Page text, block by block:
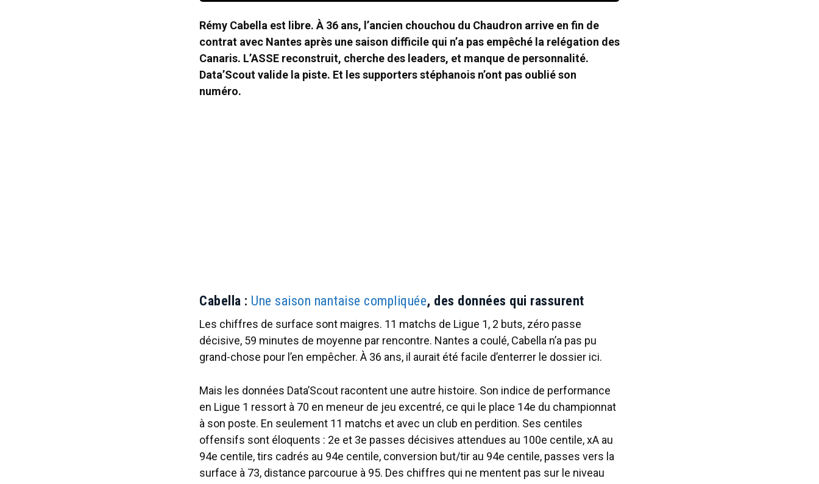
Rémy Cabella est libre. À 36 ans, l’ancien chouchou du Chaudron arrive en fin de
contrat avec Nantes après une saison difficile qui n’a pas empêché la relégation des
Canaris. L’ASSE reconstruit, cherche des leaders, et manque de personnalité.
Data’Scout valide la piste. Et les supporters stéphanois n’ont pas oublié son
numéro.
Cabella : Une saison nantaise compliquée, des données qui rassurent
Les chiffres de surface sont maigres. 11 matchs de Ligue 1, 2 buts, zéro passe
décisive, 59 minutes de moyenne par rencontre. Nantes a coulé, Cabella n’a pas pu
grand-chose pour l’en empêcher. À 36 ans, il aurait été facile d’enterrer le dossier ici.
Mais les données Data’Scout racontent une autre histoire. Son indice de performance
en Ligue 1 ressort à 70 en meneur de jeu excentré, ce qui le place 14e du championnat
à son poste. En seulement 11 matchs et avec un club en perdition. Ses centiles
offensifs sont éloquents : 2e et 3e passes décisives attendues au 100e centile, xA au
94e centile, tirs cadrés au 94e centile, conversion but/tir au 94e centile, passes vers la
surface à 73, distance parcourue à 95. Des chiffres qui ne mentent pas sur le niveau